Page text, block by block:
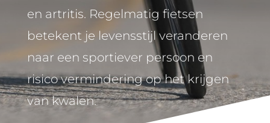
en artritis. Regelmatig fietsen
betekent je levensstijl veranderen
naar een sportiever persoon en
risico vermindering op het krijgen
van kwalen.